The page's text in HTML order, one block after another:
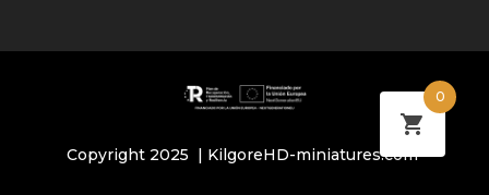
Copyright 2025 | KilgoreHD-miniatures.com
0